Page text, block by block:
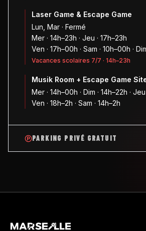
Laser Game & Escape Game
Lun, Mar · Fermé
Mer · 14h–23h · Jeu · 17h–23h
Ven · 17h–00h · Sam · 10h–00h ·
Vacances scolaires 7/7 · 14h–23h
Musik Room + Escape Game
Mer · 14h–00h · Dim · 14h–22h ·
Ven · 18h–2h · Sam · 14h–2h
PARKING PRIVÉ GRATUIT